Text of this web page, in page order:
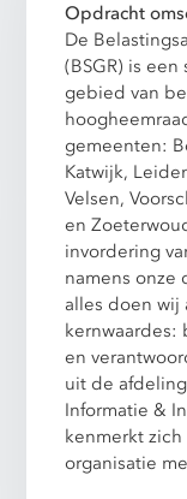
Opdracht
De
(BSGR) is
gebied van
gemeenten:
Katwijk,
Velsen,
en
invordering
namens onze
alles doen wij
kernwaardes:
en
uit de
Informatie &
kenmerkt
organisatie